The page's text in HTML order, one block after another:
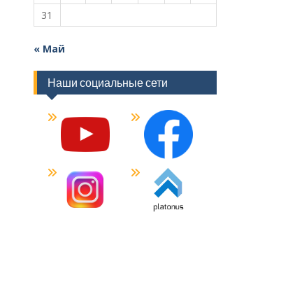
31
« Май
Наши социальные сети